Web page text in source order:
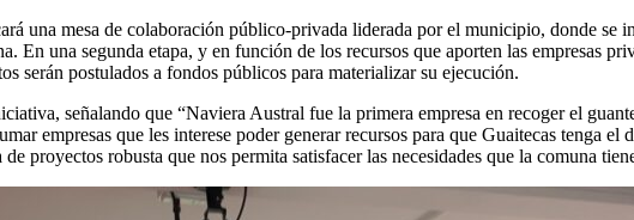
una mesa de colaboración público-privada liderada por el municipio, donde se
En una segunda etapa, y en función de los recursos que aporten las empresas
serán postulados a fondos públicos para materializar su ejecución.
señalando que “Naviera Austral fue la primera empresa en recoger el
empresas que les interese poder generar recursos para que Guaitecas tenga
proyectos robusta que nos permita satisfacer las necesidades que la comuna